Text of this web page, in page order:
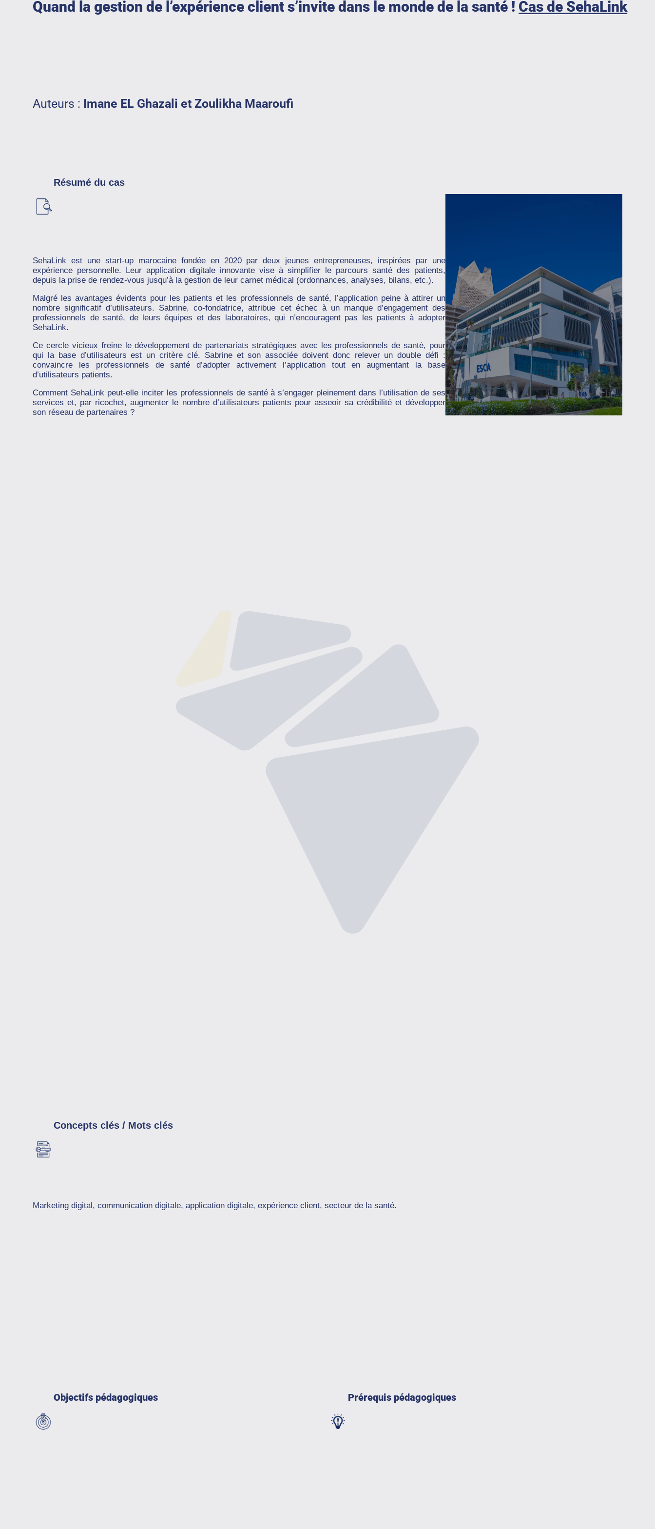
Quand la gestion de l’expérience client s’invite dans le monde de la santé ! Cas de SehaLink
Auteurs : Imane EL Ghazali et Zoulikha Maaroufi
Résumé du cas
SehaLink est une start-up marocaine fondée en 2020 par deux jeunes entrepreneuses, inspirées par une
expérience personnelle. Leur application digitale innovante vise à simplifier le parcours santé des patients,
depuis la prise de rendez-vous jusqu’à la gestion de leur carnet médical (ordonnances, analyses, bilans, etc.).
Malgré les avantages évidents pour les patients et les professionnels de santé, l’application peine à attirer un
nombre significatif d’utilisateurs. Sabrine, co-fondatrice, attribue cet échec à un manque d’engagement des
professionnels de santé, de leurs équipes et des laboratoires, qui n’encouragent pas les patients à adopter
SehaLink.
Ce cercle vicieux freine le développement de partenariats stratégiques avec les professionnels de santé, pour
qui la base d’utilisateurs est un critère clé. Sabrine et son associée doivent donc relever un double défi :
convaincre les professionnels de santé d’adopter activement l’application tout en augmentant la base
d’utilisateurs patients.
Comment SehaLink peut-elle inciter les professionnels de santé à s’engager pleinement dans l’utilisation de ses
services et, par ricochet, augmenter le nombre d’utilisateurs patients pour asseoir sa crédibilité et développer
son réseau de partenaires ?
Concepts clés / Mots clés
Marketing digital, communication digitale, application digitale, expérience client, secteur de la santé.
Objectifs pédagogiques Prérequis pédagogiques